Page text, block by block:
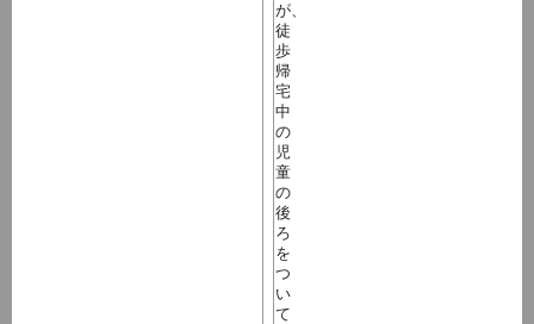
が、
徒
歩
帰
宅
中
の
児
童
の
後
ろ
を
つ
い
て